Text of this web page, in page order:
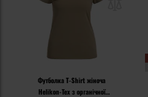
Футболка T-Shirt жіноча
Helikon-Tex з органічної